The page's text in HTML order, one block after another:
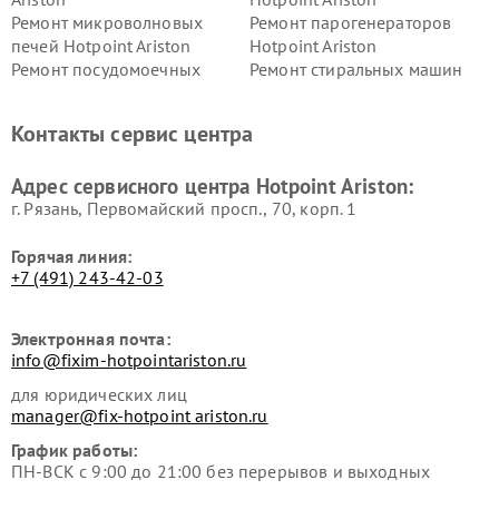
Ремонт микроволновых
печей Hotpoint Ariston
Ремонт парогенераторов
Hotpoint Ariston
Ремонт посудомоечных
Ремонт стиральных машин
Hotpoint Ariston
Hotpoint Ariston
Ariston
Hotpoint Ariston
Контакты сервис центра
Адрес сервисного центра Hotpoint Ariston:
г. Рязань, Первомайский просп., 70, корп. 1
Горячая линия:
+7 (491) 243-42-03
Электронная почта:
info@fixim-hotpointariston.ru
для юридических лиц
manager@fix-hotpoint ariston.ru
График работы:
ПН-ВСК с 9:00 до 21:00 без перерывов и выходных